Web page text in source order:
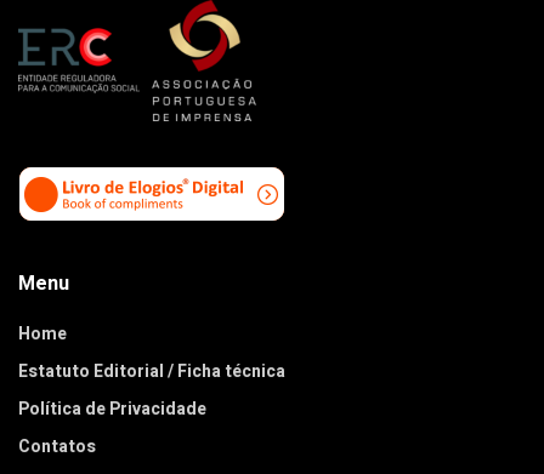
Menu
Home
Estatuto Editorial / Ficha técnica
Política de Privacidade
Contatos